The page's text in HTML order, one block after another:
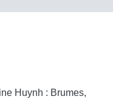
Huynh : Brumes,